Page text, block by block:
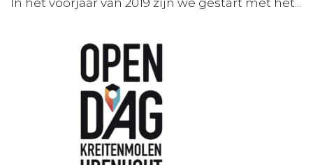
In het voorjaar van 2019 zijn we gestart met het...